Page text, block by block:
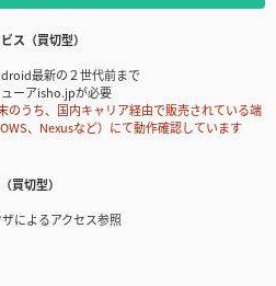
ス（買切型）
最新の２世代前まで
ーアisho.jpが必要
うち、国内キャリア経由で販売されている端
、Nexusなど）にて動作確認しています
買切型）
によるアクセス参照